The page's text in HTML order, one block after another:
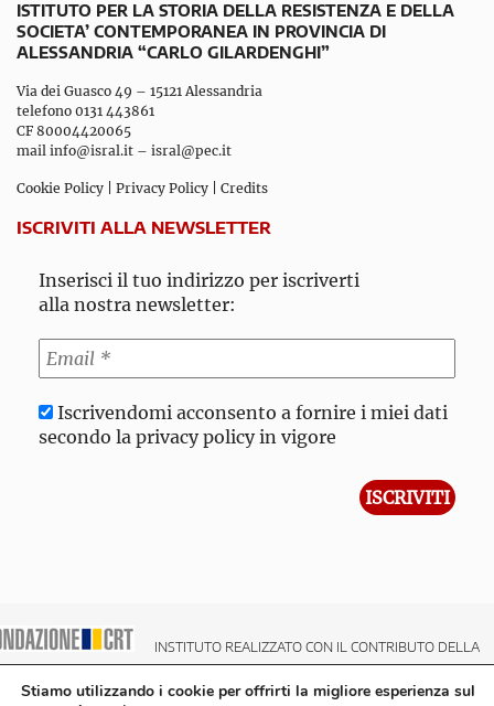
ISTITUTO PER LA STORIA DELLA RESISTENZA E DELLA
SOCIETA’ CONTEMPORANEA IN PROVINCIA DI
ALESSANDRIA “CARLO GILARDENGHI”
Via dei Guasco 49 – 15121 Alessandria
telefono 0131 443861
CF 80004420065
mail info@isral.it – isral@pec.it
Cookie Policy Privacy Policy Credits
ISCRIVITI ALLA NEWSLETTER
Inserisci il tuo indirizzo per iscriverti
alla nostra newsletter:
Iscrivendomi acconsento a fornire i miei dati
secondo la privacy policy in vigore
INSTITUTO REALIZZATO CON IL CONTRIBUTO DELLA
Stiamo utilizzando i cookie per offrirti la migliore esperienza sul